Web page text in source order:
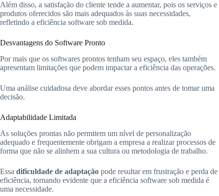
Além disso, a satisfação do cliente tende a aumentar, pois os serviços e
produtos oferecidos são mais adequados às suas necessidades,
refletindo a eficiência software sob medida.
Desvantagens do Software Pronto
Por mais que os softwares prontos tenham seu espaço, eles também
apresentam limitações que podem impactar a eficiência das operações.
Uma análise cuidadosa deve abordar esses pontos antes de tomar uma
decisão.
Adaptabilidade Limitada
As soluções prontas não permitem um nível de personalização
adequado e frequentemente obrigam a empresa a realizar processos de
forma que não se alinhem a sua cultura ou metodologia de trabalho.
Essa dificuldade de adaptação pode resultar em frustração e perda de
eficiência, tornando evidente que a eficiência software sob medida é
uma necessidade.